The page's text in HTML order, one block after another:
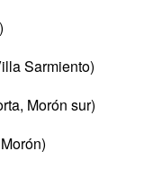
Sarmiento)
Morón sur)